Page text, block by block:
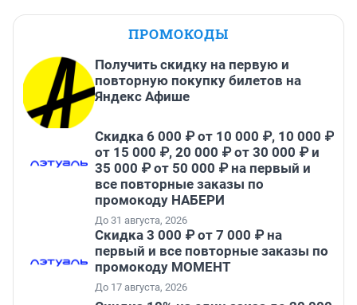
ПРОМОКОДЫ
Получить скидку на первую и
повторную покупку билетов на
Яндекс Афише
Скидка 6 000 ₽ от 10 000 ₽, 10 000 ₽
от 15 000 ₽, 20 000 ₽ от 30 000 ₽ и
35 000 ₽ от 50 000 ₽ на первый и
все повторные заказы по
промокоду НАБЕРИ
До 31 августа, 2026
Скидка 3 000 ₽ от 7 000 ₽ на
первый и все повторные заказы по
промокоду МОМЕНТ
До 17 августа, 2026